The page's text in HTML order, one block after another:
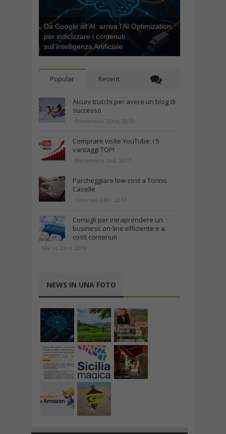
Da Google all’AI: arriva l’AI Optimization,
per indicizzare i contenuti
sull’Intelligenza Artificiale
Popular Recent
Alcuni trucchi per avere un blog di
successo
Novembre 22nd, 2016
Comprare visite YouTube: i 5
vantaggi TOP!
Novembre 2nd, 2017
Parcheggiare low-cost a Torino
Caselle
Gennaio 24th, 2017
Consigli per intraprendere un
business on-line efficiente e a
costi contenuti
Marzo 23rd, 2018
NEWS IN UNA FOTO